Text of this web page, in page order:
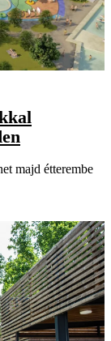
majd étterembe